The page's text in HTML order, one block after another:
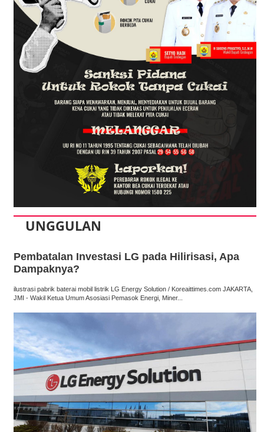
UNGGULAN
Pembatalan Investasi LG pada Hilirisasi, Apa
Dampaknya?
ilustrasi pabrik baterai mobil listrik LG Energy Solution / Koreaittimes.com JAKARTA,
JMI - Wakil Ketua Umum Asosiasi Pemasok Energi, Miner...